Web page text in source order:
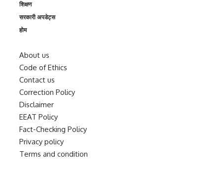
शिक्षण
सरकारी अपडेट्स
होम
About us
Code of Ethics
Contact us
Correction Policy
Disclaimer
EEAT Policy
Fact-Checking Policy
Privacy policy
Terms and condition